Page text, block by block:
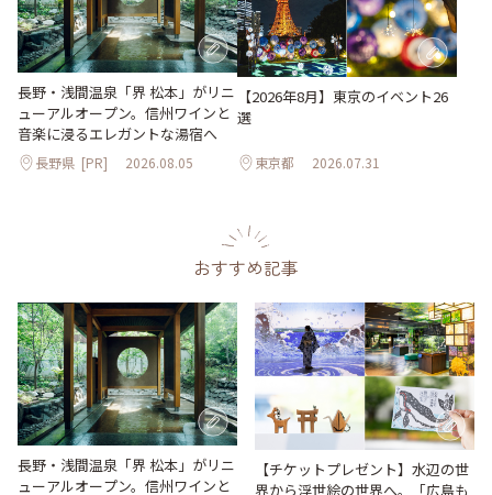
長野・浅間温泉「界 松本」がリニ
ューアルオープン。信州ワインと
音楽に浸るエレガントな湯宿へ
長野県 [PR] 2026.08.05
【2026年8月】東京のイベント26
選
東京都 2026.07.31
おすすめ記事
長野・浅間温泉「界 松本」がリニ
ューアルオープン。信州ワインと
【チケットプレゼント】水辺の世
界から浮世絵の世界へ。「広島も